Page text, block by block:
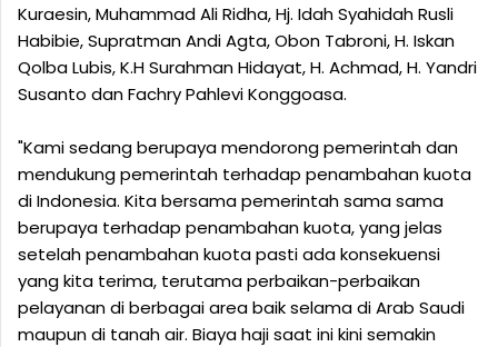
Kuraesin, Muhammad Ali Ridha, Hj. Idah Syahidah Rusli
Habibie, Supratman Andi Agta, Obon Tabroni, H. Iskan
Qolba Lubis, K.H Surahman Hidayat, H. Achmad, H. Yandri
Susanto dan Fachry Pahlevi Konggoasa.
"Kami sedang berupaya mendorong pemerintah dan
mendukung pemerintah terhadap penambahan kuota
di Indonesia. Kita bersama pemerintah sama sama
berupaya terhadap penambahan kuota, yang jelas
setelah penambahan kuota pasti ada konsekuensi
yang kita terima, terutama perbaikan-perbaikan
pelayanan di berbagai area baik selama di Arab Saudi
maupun di tanah air. Biaya haji saat ini kini semakin